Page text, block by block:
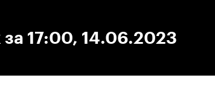
за 17:00, 14.06.2023